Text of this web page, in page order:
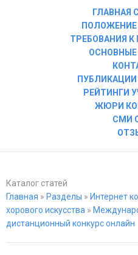
ГЛАВНАЯ
ПОЛОЖЕНИЕ
ТРЕБОВАНИЯ
ОСНОВНЫЕ
РЕЙТИНГИ
ЖЮРИ
СМИ
Каталог статей
Главная » Разделы » Интернет
хорового искусства »
дистанционный конкурс онлайн